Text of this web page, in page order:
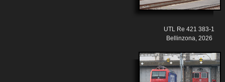
UTL Re 421 383-1
Bellinzona, 2026